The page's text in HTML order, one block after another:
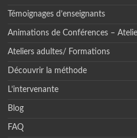
Témoignages d’enseignants
Animations de Conférences –
Ateliers adultes/ Formations
Découvrir la méthode
L’intervenante
Blog
FAQ